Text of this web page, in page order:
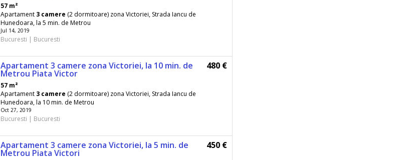
57 m²
Apartament 3 camere (2 dormitoare) zona Victoriei, Strada Iancu de
Hunedoara, la 5 min. de Metrou
Jul 14, 2019
Bucuresti | Bucuresti
Apartament 3 camere zona Victoriei, la 10 min. de
Metrou Piata Victor
480 €
57 m²
Apartament 3 camere (2 dormitoare) zona Victoriei, Strada Iancu de
Hunedoara, la 10 min. de Metrou
Oct 27, 2019
Bucuresti | Bucuresti
Apartament 3 camere zona Victoriei, la 5 min. de
Metrou Piata Victori
450 €